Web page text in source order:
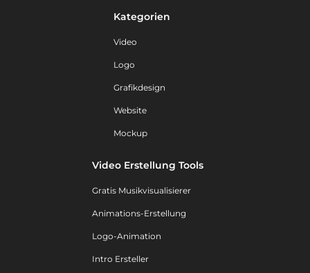
Kategorien
Video
Logo
Grafikdesign
Website
Mockup
Video Erstellung Tools
Gratis Musikvisualisierer
Animations-Erstellung
Logo-Animation
Intro Ersteller